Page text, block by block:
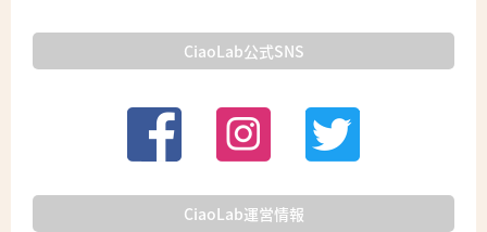
CiaoLab公式SNS
CiaoLab運営情報